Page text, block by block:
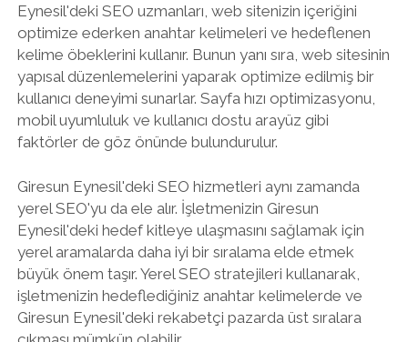
Eynesil'deki SEO uzmanları, web sitenizin içeriğini
optimize ederken anahtar kelimeleri ve hedeflenen
kelime öbeklerini kullanır. Bunun yanı sıra, web sitesinin
yapısal düzenlemelerini yaparak optimize edilmiş bir
kullanıcı deneyimi sunarlar. Sayfa hızı optimizasyonu,
mobil uyumluluk ve kullanıcı dostu arayüz gibi
faktörler de göz önünde bulundurulur.
Giresun Eynesil'deki SEO hizmetleri aynı zamanda
yerel SEO'yu da ele alır. İşletmenizin Giresun
Eynesil'deki hedef kitleye ulaşmasını sağlamak için
yerel aramalarda daha iyi bir sıralama elde etmek
büyük önem taşır. Yerel SEO stratejileri kullanarak,
işletmenizin hedeflediğiniz anahtar kelimelerde ve
Giresun Eynesil'deki rekabetçi pazarda üst sıralara